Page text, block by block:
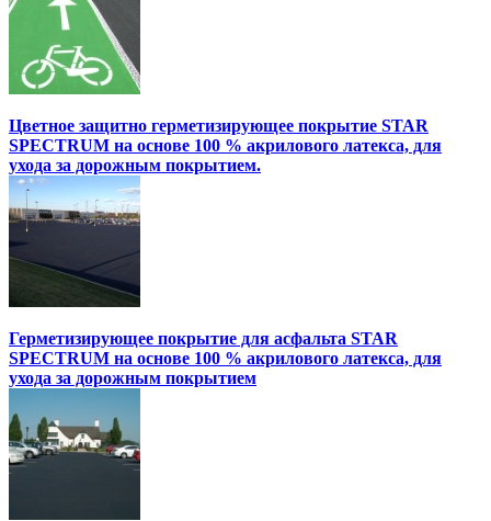
Цветное защитно герметизирующее покрытие STAR
SPECTRUM на основе 100 % акрилового латекса, для
ухода за дорожным покрытием.
Герметизирующее покрытие для асфальта STAR
SPECTRUM на основе 100 % акрилового латекса, для
ухода за дорожным покрытием